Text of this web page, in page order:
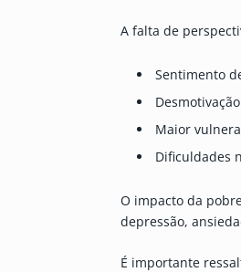
A falta de
Sentimento
Maior
Dificuldades
O impacto da
depressão,
É importante